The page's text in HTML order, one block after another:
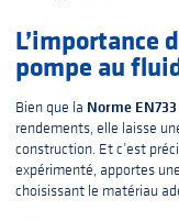
L’importance
pompe au
Bien que la Norme EN733
rendements, elle laisse
construction. Et c’est
expérimenté, apportes
choisissant le matériau